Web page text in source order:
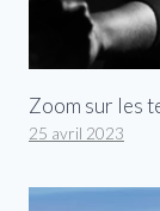
Zoom sur les
25 avril 2023